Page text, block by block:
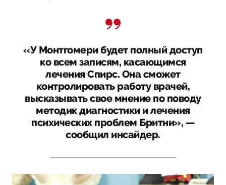
«У Монтгомери будет полный доступ
ко всем записям, касающимся
лечения Спирс. Она сможет
контролировать работу врачей,
высказывать свое мнение по поводу
методик диагностики и лечения
психических проблем Бритни», —
сообщил инсайдер.